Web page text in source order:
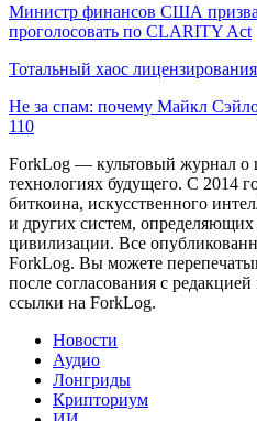
Министр финансов США
проголосовать по CLARITY Act
Тотальный хаос
Не за спам: почему Майкл
110
ForkLog — культовый журнал о
технологиях будущего. С 2014
биткоина, искусственного
и других систем,
цивилизации. Все
ForkLog. Вы можете
после согласования с
ссылки на ForkLog.
Новости
Аудио
Лонгриды
Крипториум